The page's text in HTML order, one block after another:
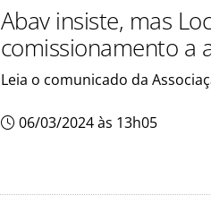
Abav insiste, mas
comissionamento a
Leia o comunicado da
06/03/2024 às 13h05